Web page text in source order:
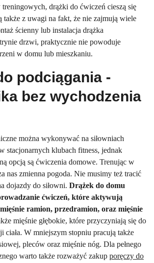
drążki do ćwiczeń cieszą się
także z uwagi na fakt, że nie zajmują wiele
ścienny lub instalacja drążka
drzwi, praktycznie nie powoduje
w domu lub mieszkaniu.
podciągania -
bez wychodzenia
można wykonywać na siłowniach
stacjonarnych klubach fitness, jednak
opcją są ćwiczenia domowe. Trenując w
nas zmienna pogoda. Nie musimy też tracić
dojazdy do siłowni. Drążek do domu
ćwiczeń, które aktywują
ramion, przedramion, oraz mięśnie
mięśnie głębokie, które przyczyniają się do
ciała. W mniejszym stopniu pracują także
pleców oraz mięśnie nóg. Dla pełnego
warto także rozważyć zakup poręczy do